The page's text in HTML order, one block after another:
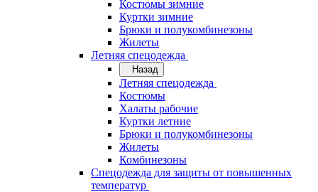
Костюмы зимние
Куртки зимние
Брюки и полукомбинезоны
Жилеты
Летняя спецодежда
Назад
Летняя спецодежда
Костюмы
Халаты рабочие
Куртки летние
Брюки и полукомбинезоны
Жилеты
Комбинезоны
Спецодежда для защиты от повышенных
температур